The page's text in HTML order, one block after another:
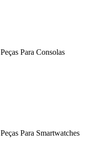
Peças Para Consolas
Peças Para Smartwatches